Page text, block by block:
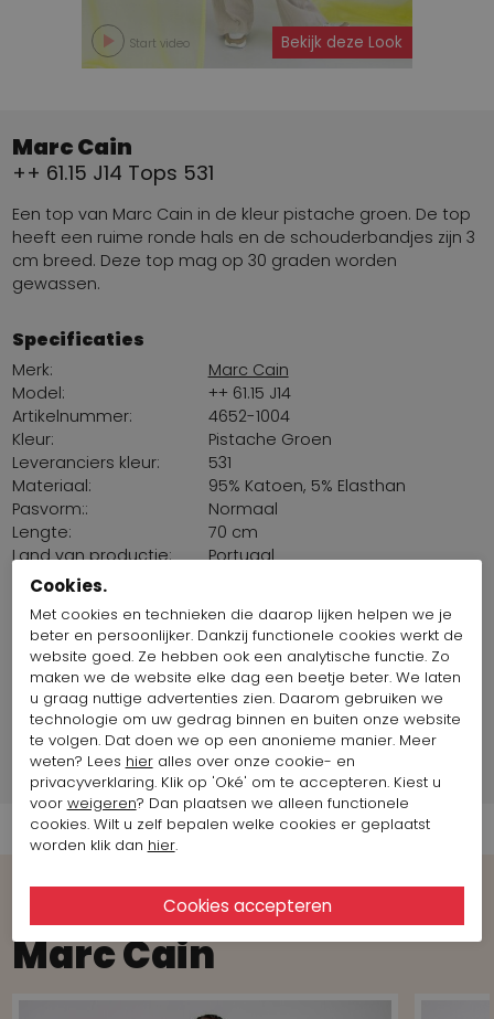
Bekijk deze Look
Start video
Marc Cain
++ 61.15 J14 Tops 531
Een top van Marc Cain in de kleur pistache groen. De top
heeft een ruime ronde hals en de schouderbandjes zijn 3
cm breed. Deze top mag op 30 graden worden
gewassen.
Specificaties
Merk:
Marc Cain
Model:
++ 61.15 J14
Artikelnummer:
4652-1004
Kleur:
Pistache Groen
Leveranciers kleur:
531
Materiaal:
95% Katoen, 5% Elasthan
Pasvorm::
Normaal
Lengte:
70 cm
Land van productie:
Portugal
Borstomvang:
Fotomodel informatie
Merk Informatie
Verzend informatie
Bekijk meer Looks van het merk
Marc Cain
Cookies.
Met cookies en technieken die daarop lijken helpen we je
beter en persoonlijker. Dankzij functionele cookies werkt de
website goed. Ze hebben ook een analytische functie. Zo
maken we de website elke dag een beetje beter. We laten
u graag nuttige advertenties zien. Daarom gebruiken we
technologie om uw gedrag binnen en buiten onze website
te volgen. Dat doen we op een anonieme manier. Meer
weten? Lees hieralles over onze cookie- en
privacyverklaring. Klik op 'Oké' om te accepteren. Kiest u
voor weigeren? Dan plaatsen we alleen functionele
cookies. Wilt u zelf bepalen welke cookies er geplaatst
worden klik dan hier.